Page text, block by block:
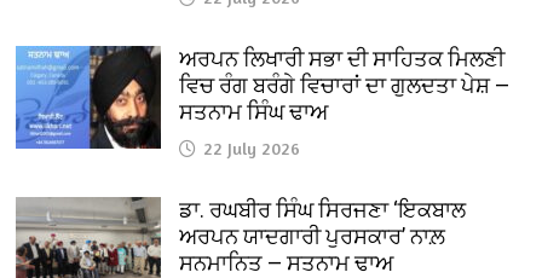
ਅਰਪਨ ਲਿਖਾਰੀ ਸਭਾ ਦੀ ਸਾਹਿਤਕ ਮਿਲਣੀ
ਵਿਚ ਰੰਗ ਬਰੰਗੇ ਵਿਚਾਰਾਂ ਦਾ ਗੁਲਦਤਾ ਪੇਸ਼ —
ਸਤਨਾਮ ਸਿੰਘ ਢਾਅ
22 July 2026
ਡਾ. ਰਘਬੀਰ ਸਿੰਘ ਸਿਰਜਣਾ ‘ਇਕਬਾਲ
ਅਰਪਨ ਯਾਦਗਾਰੀ ਪੁਰਸਕਾਰ’ ਨਾਲ਼
ਸਨਮਾਨਿਤ — ਸਤਨਾਮ ਢਾਅ